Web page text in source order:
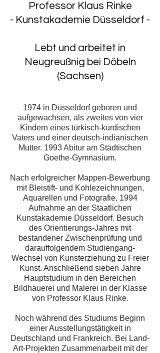
Professor Klaus Rinke
- Kunstakademie Düsseldorf -
Lebt und arbeitet in
Neugreußnig bei Döbeln
(Sachsen)
1974 in Düsseldorf geboren und
aufgewachsen, als zweites von vier
Kindern eines türkisch-kurdischen
Vaters und einer deutsch-indianischen
Mutter. 1993 Abitur am Städtischen
Goethe-Gymnasium.
Nach erfolgreicher Mappen-Bewerbung
mit Bleistift- und Kohlezeichnungen,
Aquarellen und Fotografie, 1994
Aufnahme an der Staatlichen
Kunstakademie Düsseldorf. Besuch
des Orientierungs-Jahres mit
bestandener Zwischenprüfung und
darauffolgendem Studiengang-
Wechsel von Kunsterziehung zu Freier
Kunst. Anschließend sieben Jahre
Hauptstudium in den Bereichen
Bildhauerei und Malerei in der Klasse
von Professor Klaus Rinke.
Noch während des Studiums Beginn
einer Ausstellungstätigkeit in
Deutschland und Frankreich. Bei Land-
Art-Projekten Zusammenarbeit mit der